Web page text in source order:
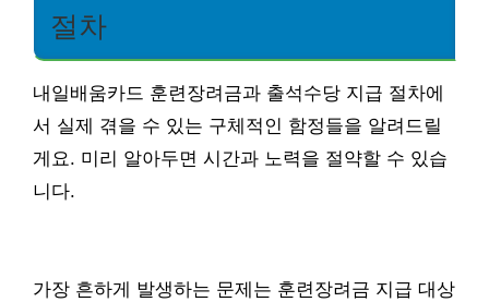
절차
내일배움카드 훈련장려금과 출석수당 지급 절차에
서 실제 겪을 수 있는 구체적인 함정들을 알려드릴
게요. 미리 알아두면 시간과 노력을 절약할 수 있습
니다.
가장 흔하게 발생하는 문제는 훈련장려금 지급 대상